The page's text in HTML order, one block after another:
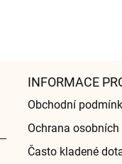
INFORMACE
Obchodní
Ochrana osobních
Často kladené